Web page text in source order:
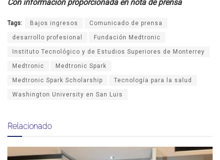
Con información proporcionada en nota de prensa
Tags: Bajos ingresos Comunicado de prensa
desarrollo profesional Fundación Medtronic
Instituto Tecnológico y de Estudios Superiores de Monterrey
Medtronic Medtronic Spark
Medtronic Spark Scholarship Tecnología para la salud
Washington University en San Luis
Relacionado